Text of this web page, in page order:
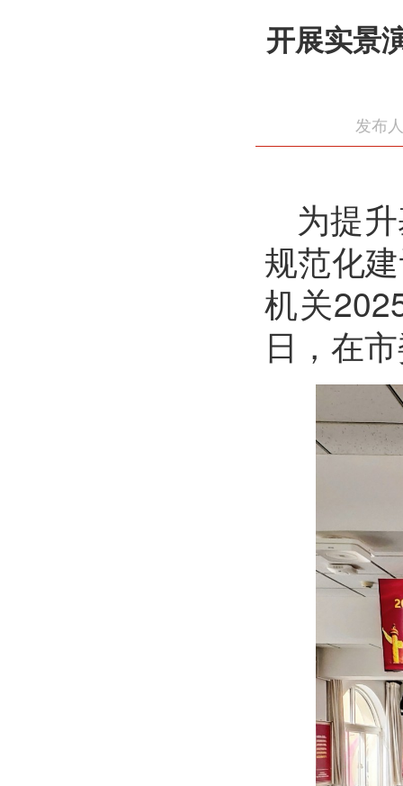
开展实景
发布
为提
规范化
机关
日，在